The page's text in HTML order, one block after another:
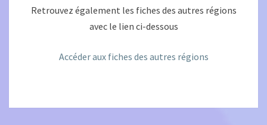
Retrouvez également les fiches des autres régions
avec le lien ci-dessous
Accéder aux fiches des autres régions